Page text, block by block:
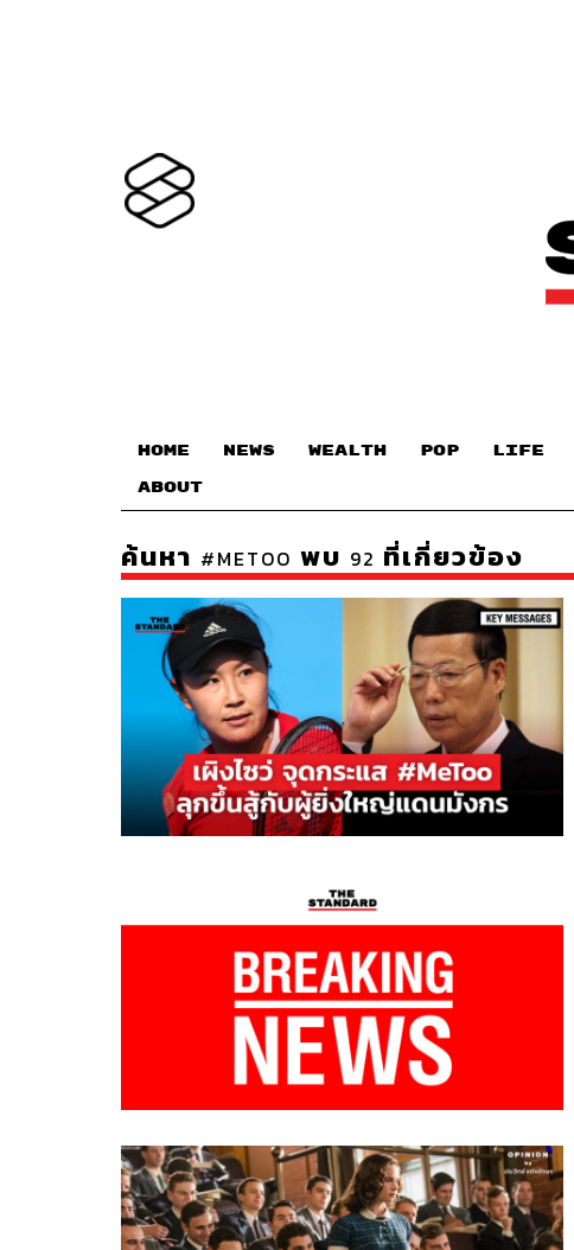
HOME NEWS WEALTH POP LIFE
ABOUT
ค้นหา #METOO พบ 92 ที่เกี่ยวข้อง